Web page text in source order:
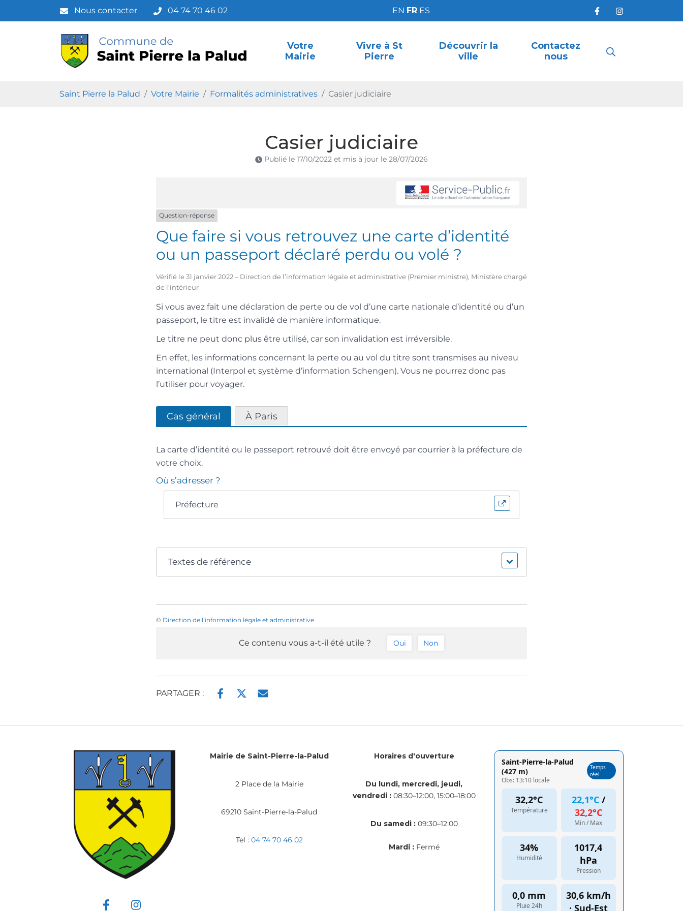
au
Nous contacter 04 74 70 46 02 EN FR ES
Saint Pierre la Palud
Votre
Mairie
Vivre à St
Pierre
Découvrir la
ville
Contactez
nous
Saint Pierre la Palud Votre Mairie Formalités administratives Casier judiciaire
Casier judiciaire
Publié le 17/10/2022 et mis à jour le 28/07/2026
Question-réponse
Que faire si vous retrouvez une carte d’identité
ou un passeport déclaré perdu ou volé ?
Vérifié le 31 janvier 2022 – Direction de l’information légale et administrative (Premier ministre), Ministère chargé
de l’intérieur
Si vous avez fait une déclaration de perte ou de vol d’une carte nationale d’identité ou d’un
passeport, le titre est invalidé de manière informatique.
Le titre ne peut donc plus être utilisé, car son invalidation est irréversible.
En effet, les informations concernant la perte ou au vol du titre sont transmises au niveau
international (Interpol et système d’information Schengen). Vous ne pourrez donc pas
l’utiliser pour voyager.
Cas général À Paris
La carte d’identité ou le passeport retrouvé doit être envoyé par courrier à la préfecture de
votre choix.
Où s’adresser ?
Préfecture
Textes de référence
© Direction de l’information légale et administrative
Ce contenu vous a-t-il été utile ? Oui Non
PARTAGER :
Mairie de Saint-Pierre-la-Palud
2 Place de la Mairie
69210 Saint-Pierre-la-Palud
Tel : 04 74 70 46 02
Horaires d'ouverture
Du lundi, mercredi, jeudi,
vendredi : 08:30–12:00, 15:00–18:00
Du samedi : 09:30–12:00
Mardi :Fermé